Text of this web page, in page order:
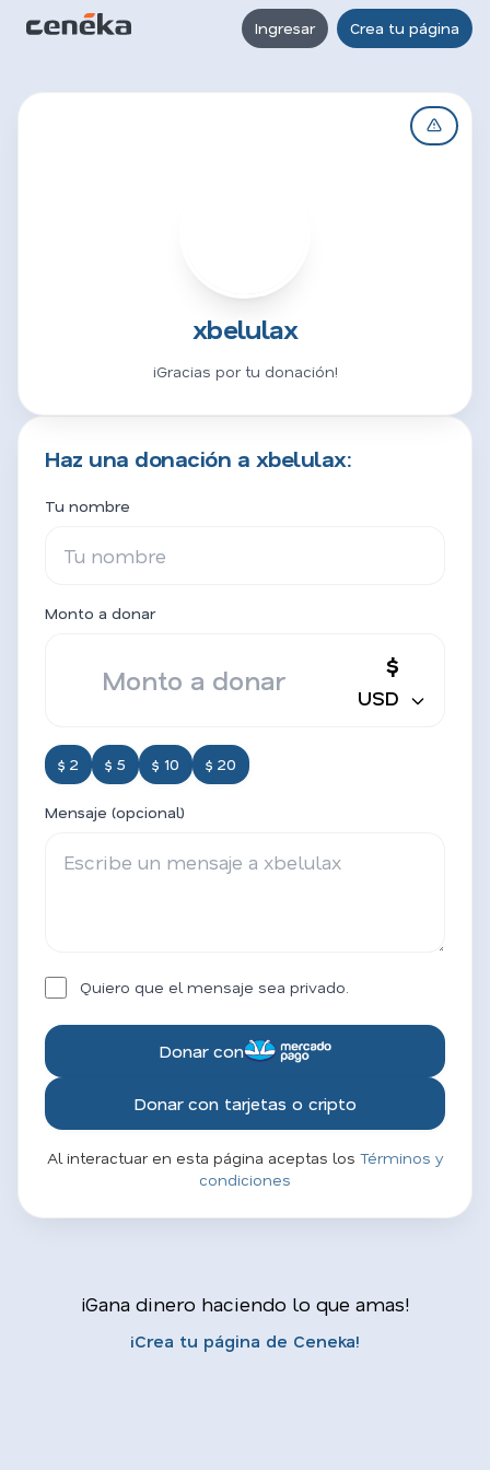
Ingresar Crea tu página
xbelulax
¡Gracias por tu donación!
Haz una donación a xbelulax:
Tu nombre
Monto a donar
$
USD
$ 2 $ 5 $ 10 $ 20
Mensaje (opcional)
Quiero que el mensaje sea privado.
Donar con
Donar con tarjetas o cripto
Al interactuar en esta página aceptas los Términos y
condiciones
¡Gana dinero haciendo lo que amas!
¡Crea tu página de Ceneka!